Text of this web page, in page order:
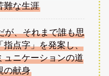
難な生涯
が、それまで誰も思
指点字」を発案し、
ュニケーションの道
の献身